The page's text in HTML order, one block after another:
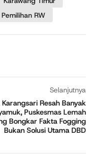
Pemilihan RW
Selanjutnya
Resah Banyak
Puskesmas Lemah
Bongkar Fakta Fogging
Bukan Solusi Utama DBD